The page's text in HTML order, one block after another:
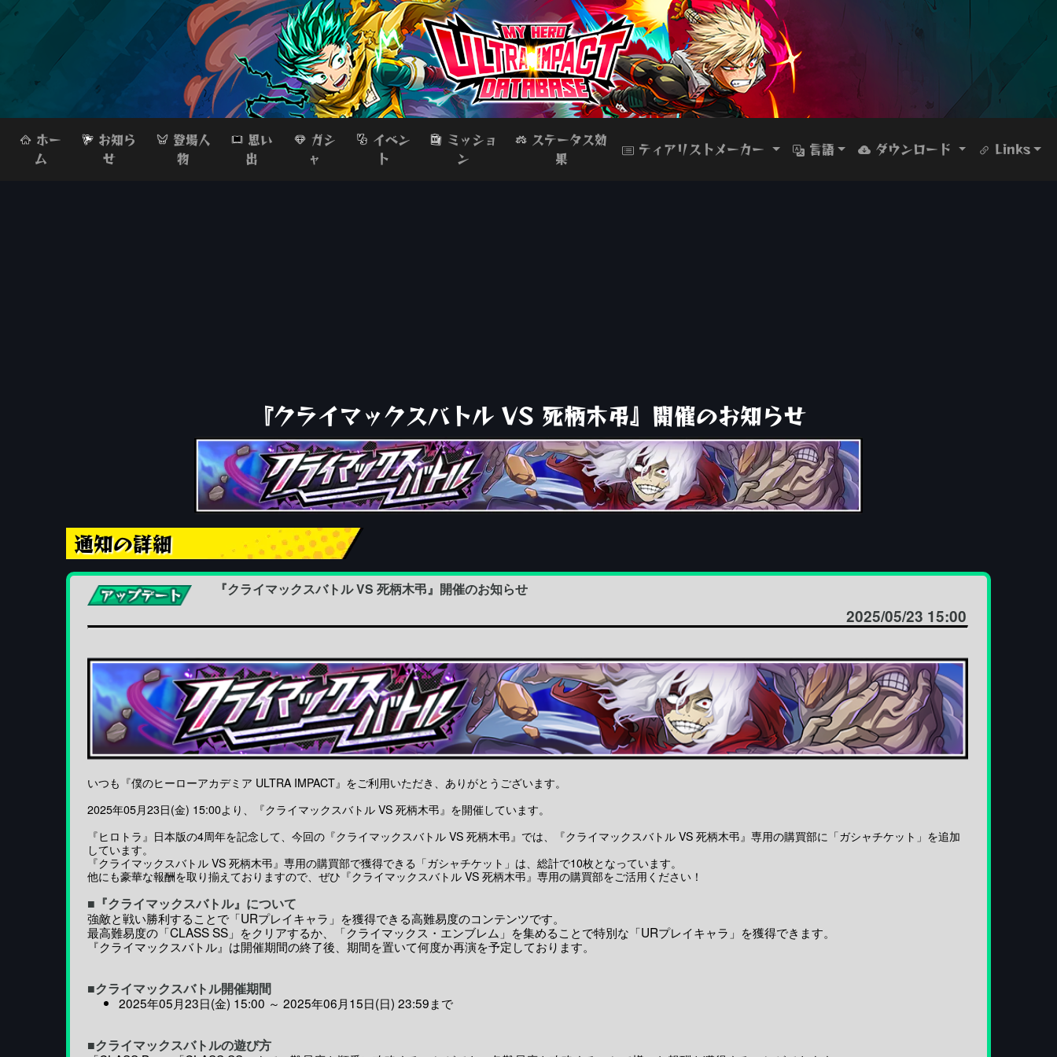
ホー
ム
お知ら
せ
登場人
物
思い
出
ガシ
ャ
イベン
ト
ミッショ
ン
ステータス効
果
ティアリストメーカー 言語 ダウンロード Links
『クライマックスバトル VS 死柄木弔』開催のお知らせ
通知の詳細